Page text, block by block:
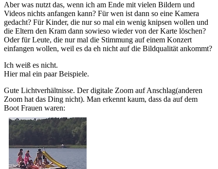
Aber was nutzt das, wenn ich am Ende mit vielen Bildern und
Videos nichts anfangen kann? Für wen ist dann so eine Kamera
gedacht? Für Kinder, die nur so mal ein wenig knipsen wollen und
die Eltern den Kram dann sowieso wieder von der Karte löschen?
Oder für Leute, die nur mal die Stimmung auf einem Konzert
einfangen wollen, weil es da eh nicht auf die Bildqualität ankommt?
Ich weiß es nicht.
Hier mal ein paar Beispiele.
Gute Lichtverhältnisse. Der digitale Zoom auf Anschlag(anderen
Zoom hat das Ding nicht). Man erkennt kaum, dass da auf dem
Boot Frauen waren: